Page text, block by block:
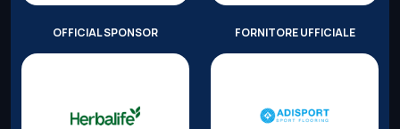
OFFICIAL SPONSOR FORNITORE UFFICIALE